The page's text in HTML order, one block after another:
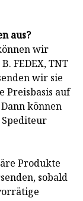
aus?
wir
FEDEX, TNT
wir sie
Preisbasis auf
können
Spediteur
Produkte
sobald